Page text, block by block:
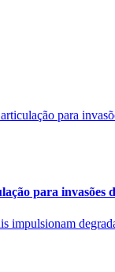
para invasões